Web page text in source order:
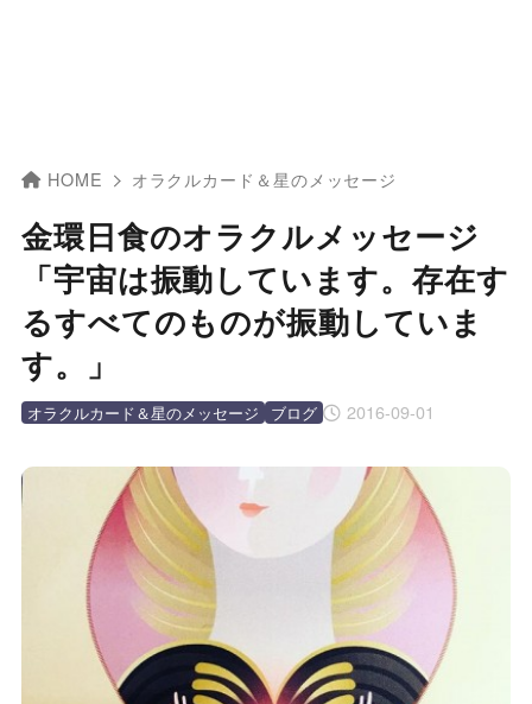
HOME オラクルカード＆星のメッセージ
金環日食のオラクルメッセージ
「宇宙は振動しています。存在す
るすべてのものが振動していま
す。」
2016-09-01
オラクルカード＆星のメッセージ ブログ